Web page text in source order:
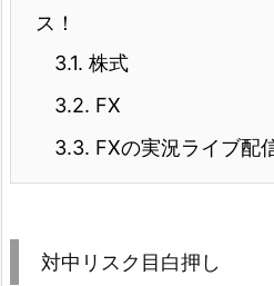
ス！
3.1. 株式
3.2. FX
3.3. FXの実況ライブ配
対中リスク目白押し